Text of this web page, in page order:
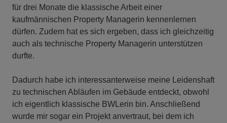
für drei Monate die klassische Arbeit einer
kaufmännischen Property Managerin kennenlernen
dürfen. Zudem hat es sich ergeben, dass ich gleichzeitig
auch als technische Property Managerin unterstützen
durfte.
Dadurch habe ich interessanterweise meine Leidenshaft
zu technischen Abläufen im Gebäude entdeckt, obwohl
ich eigentlich klassische BWLerin bin. Anschließend
wurde mir sogar ein Projekt anvertraut, bei dem ich